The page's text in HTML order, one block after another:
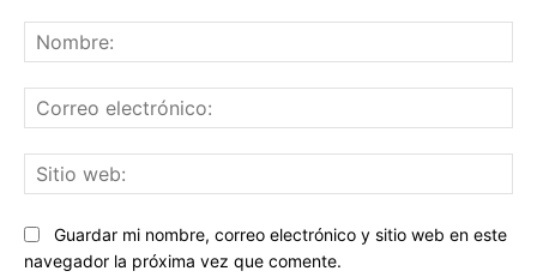
Guardar mi nombre, correo electrónico y sitio web en este
navegador la próxima vez que comente.